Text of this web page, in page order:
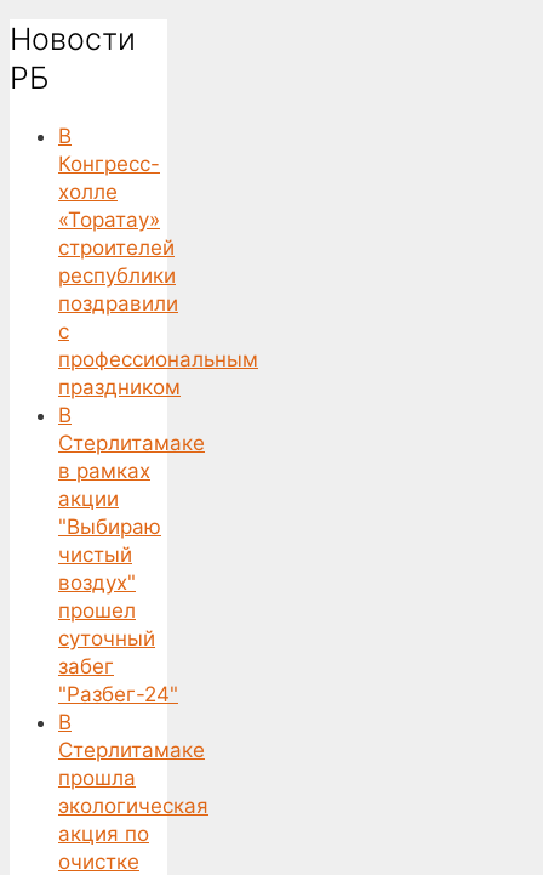
Новости
РБ
В
Конгресс-
холле
«Торатау»
строителей
республики
поздравили
с
профессиональным
праздником
В
Стерлитамаке
в рамках
акции
"Выбираю
чистый
воздух"
прошел
суточный
забег
"Разбег-24"
В
Стерлитамаке
прошла
экологическая
акция по
очистке